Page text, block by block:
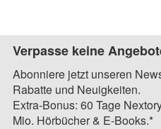
Verpasse keine
Abonniere jetzt unseren
Rabatte und Neuigkeiten.
Extra-Bonus: 60 Tage
Mio. Hörbücher & E-Books.*